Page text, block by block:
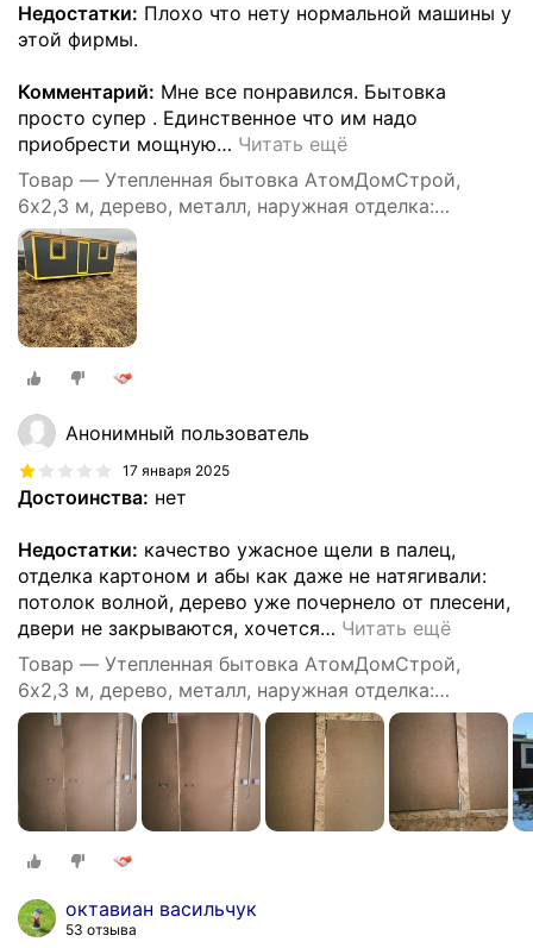
Недостатки: Плохо что нету нормальной машины у
этой фирмы.
Комментарий: Мне все понравился. Бытовка
просто супер . Единственное что им надо
приобрести мощную… Читать ещё
Товар — Утепленная бытовка АтомДомСтрой,
6х2,3 м, дерево, металл, наружная отделка:
профлист
Анонимный пользователь
17 января 2025
Достоинства: нет
Недостатки: качество ужасное щели в палец,
отделка картоном и абы как даже не натягивали:
потолок волной, дерево уже почернело от плесени,
двери не закрываются, хочется… Читать ещё
Товар — Утепленная бытовка АтомДомСтрой,
6х2,3 м, дерево, металл, наружная отделка:
профлист
октавиан васильчук
53 отзыва